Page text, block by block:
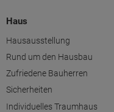
Haus
Hausausstellung
Rund um den Hausbau
Zufriedene Bauherren
Sicherheiten
Individuelles Traumhaus